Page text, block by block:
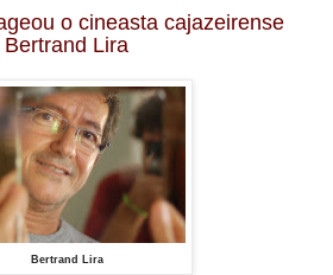
o cineasta cajazeirense
Bertrand Lira
Bertrand Lira